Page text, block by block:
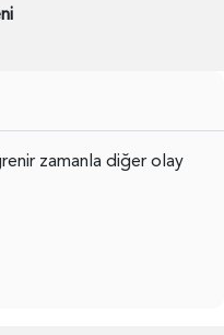
zamanla diğer olay